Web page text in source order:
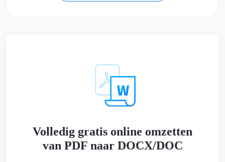
Volledig gratis online omzetten
van PDF naar DOCX/DOC